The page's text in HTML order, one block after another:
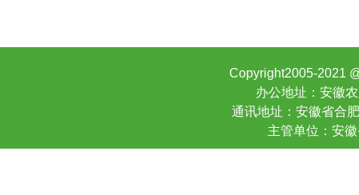
Copyright2005-2021
办公地址：安徽
通讯地址：安徽省合
主管单位：安